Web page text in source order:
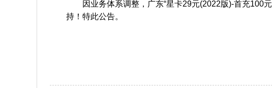
因业务体系调整，广东“星卡29元(2022版)-首充100
持！特此公告。